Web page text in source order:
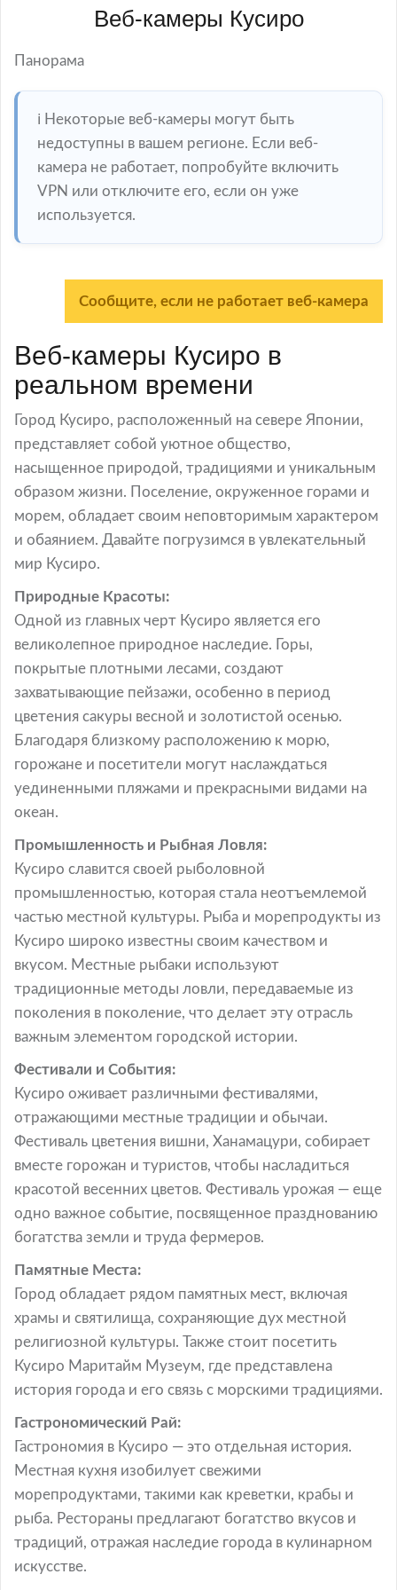
Веб-камеры Кусиро
Панорама
ℹ️ Некоторые веб-камеры могут быть
недоступны в вашем регионе. Если веб-
камера не работает, попробуйте включить
VPN или отключите его, если он уже
используется.
Сообщите, если не работает веб-камера
Веб-камеры Кусиро в
реальном времени
Город Кусиро, расположенный на севере Японии,
представляет собой уютное общество,
насыщенное природой, традициями и уникальным
образом жизни. Поселение, окруженное горами и
морем, обладает своим неповторимым характером
и обаянием. Давайте погрузимся в увлекательный
мир Кусиро.
Природные Красоты:
Одной из главных черт Кусиро является его
великолепное природное наследие. Горы,
покрытые плотными лесами, создают
захватывающие пейзажи, особенно в период
цветения сакуры весной и золотистой осенью.
Благодаря близкому расположению к морю,
горожане и посетители могут наслаждаться
уединенными пляжами и прекрасными видами на
океан.
Промышленность и Рыбная Ловля:
Кусиро славится своей рыболовной
промышленностью, которая стала неотъемлемой
частью местной культуры. Рыба и морепродукты из
Кусиро широко известны своим качеством и
вкусом. Местные рыбаки используют
традиционные методы ловли, передаваемые из
поколения в поколение, что делает эту отрасль
важным элементом городской истории.
Фестивали и События:
Кусиро оживает различными фестивалями,
отражающими местные традиции и обычаи.
Фестиваль цветения вишни, Ханамацури, собирает
вместе горожан и туристов, чтобы насладиться
красотой весенних цветов. Фестиваль урожая — еще
одно важное событие, посвященное празднованию
богатства земли и труда фермеров.
Памятные Места:
Город обладает рядом памятных мест, включая
храмы и святилища, сохраняющие дух местной
религиозной культуры. Также стоит посетить
Кусиро Маритайм Музеум, где представлена
история города и его связь с морскими традициями.
Гастрономический Рай:
Гастрономия в Кусиро — это отдельная история.
Местная кухня изобилует свежими
морепродуктами, такими как креветки, крабы и
рыба. Рестораны предлагают богатство вкусов и
традиций, отражая наследие города в кулинарном
искусстве.